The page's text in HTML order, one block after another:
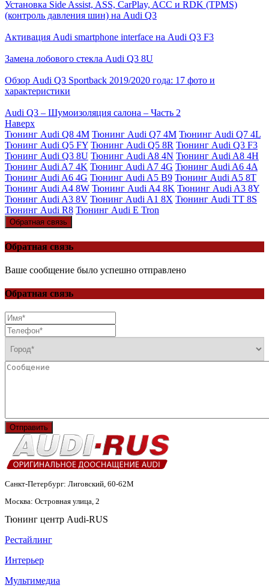
Установка Side Assist, ASS, CarPlay, ACC и RDK (TPMS)
(контроль давления шин) на Audi Q3
Активация Audi smartphone interface на Audi Q3 F3
Замена лобового стекла Audi Q3 8U
Обзор Audi Q3 Sportback 2019/2020 года: 17 фото и
характеристики
Audi Q3 – Шумоизоляция салона – Часть 2
Наверх
Тюнинг Audi Q8 4M Тюнинг Audi Q7 4M Тюнинг Audi Q7 4L
Тюнинг Audi Q5 FY Тюнинг Audi Q5 8R Тюнинг Audi Q3 F3
Тюнинг Audi Q3 8U Тюнинг Audi A8 4N Тюнинг Audi A8 4H
Тюнинг Audi A7 4K Тюнинг Audi A7 4G Тюнинг Audi A6 4A
Тюнинг Audi A6 4G Тюнинг Audi A5 B9 Тюнинг Audi A5 8T
Тюнинг Audi A4 8W Тюнинг Audi A4 8K Тюнинг Audi A3 8Y
Тюнинг Audi A3 8V Тюнинг Audi A1 8X Тюнинг Audi TT 8S
Тюнинг Audi R8 Тюнинг Audi E Tron
Обратная связь
Обратная связь
Ваше сообщение было успешно отправлено
Обратная связь
Отправить
Санкт-Петербург: Лиговский, 60-62М
Москва: Островная улица, 2
Тюнинг центр Audi-RUS
Рестайлинг
Интерьер
Мультимедиа